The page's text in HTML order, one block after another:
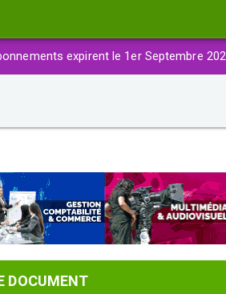
expirent le 1er Septembre
DOCUMENT